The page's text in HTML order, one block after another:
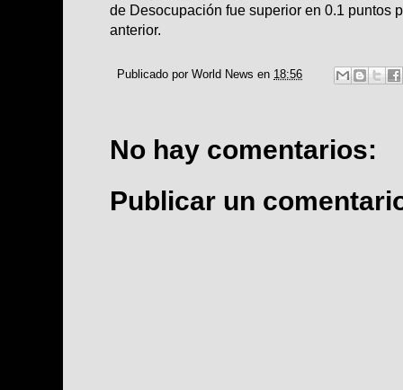
de Desocupación fue superior en 0.1 puntos
anterior.
Publicado por World News en 18:56
No hay comentarios:
Publicar un